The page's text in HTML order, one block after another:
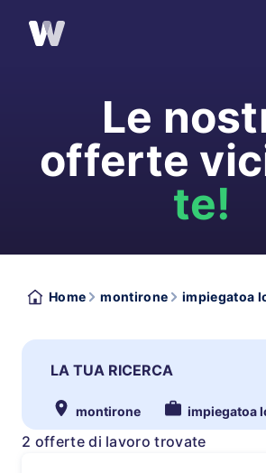
Le
offerte
te!
Home montirone impiegatoa
LA TUA RICERCA
montirone impiegatoa
2 offerte di lavoro trovate